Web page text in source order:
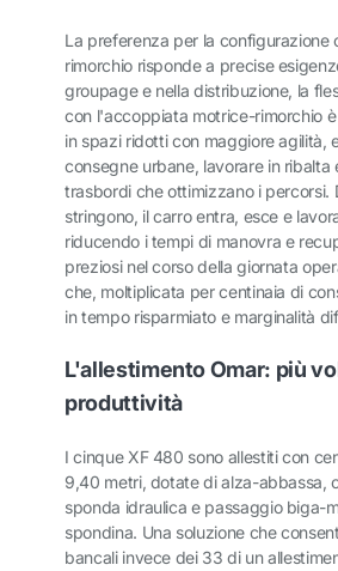
La preferenza per la configurazione
rimorchio risponde a precise
groupage e nella distribuzione, la
con l'accoppiata motrice-rimorchio
in spazi ridotti con maggiore agilità,
consegne urbane, lavorare in ribalta
trasbordi che ottimizzano i percorsi.
stringono, il carro entra, esce e
riducendo i tempi di manovra e
preziosi nel corso della giornata
che, moltiplicata per centinaia di
in tempo risparmiato e marginalità
L'allestimento Omar: più
produttività
I cinque XF 480 sono allestiti con
9,40 metri, dotate di alza-abbassa,
sponda idraulica e passaggio biga-
spondina. Una soluzione che
bancali invece dei 33 di un